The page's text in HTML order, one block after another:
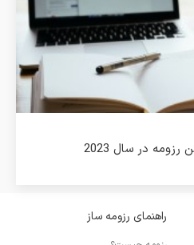
راهنمای رزومه ساز